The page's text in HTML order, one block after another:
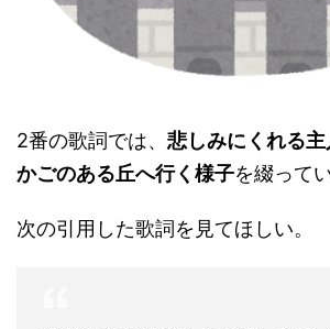
2番の歌詞では、 悲しみにくれる
かごのある丘へ行く様子を綴って
次の引用した歌詞を見てほしい。